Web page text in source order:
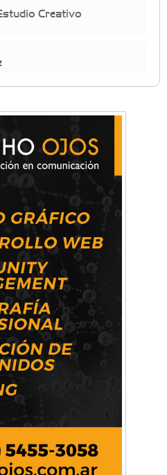
Creativo
Sánchez
Danzas